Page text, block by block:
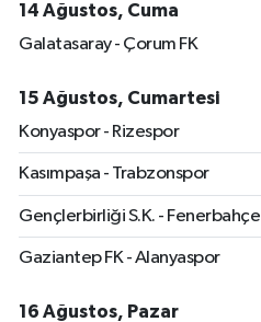
14 Ağustos, Cuma
Galatasaray - Çorum FK
15 Ağustos, Cumartesi
Konyaspor - Rizespor
Kasımpaşa - Trabzonspor
Gençlerbirliği S.K. - Fenerbahçe
Gaziantep FK - Alanyaspor
16 Ağustos, Pazar